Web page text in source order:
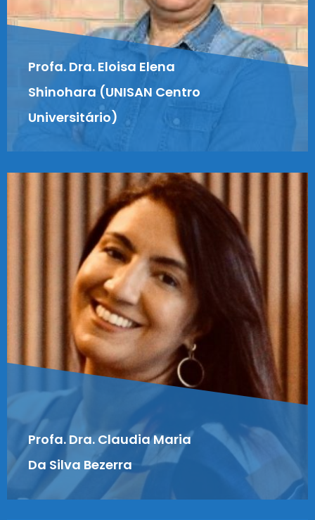
Profa. Dra. Eloisa Elena
Shinohara (UNISAN Centro
Universitário)
Profa. Dra. Claudia Maria
Da Silva Bezerra